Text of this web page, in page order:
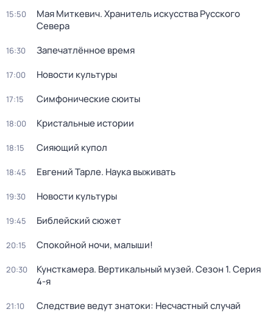
15:50
Мая Миткевич. Хранитель искусства Русского
Севера
16:30 Запечатлённое время
17:00 Новости культуры
17:15 Симфонические сюиты
18:00 Кристальные истории
18:15 Сияющий купол
18:45 Евгений Тарле. Наука выживать
19:30 Новости культуры
19:45 Библейский сюжет
20:15 Спокойной ночи, малыши!
20:30 Кунсткамера. Вертикальный музей. Сезон 1. Серия
4-я
21:10 Следствие ведут знатоки: Несчастный случай